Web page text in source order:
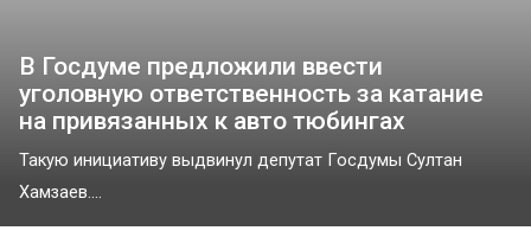
В Госдуме предложили ввести
уголовную ответственность за катание
на привязанных к авто тюбингах
Такую инициативу выдвинул депутат Госдумы Султан
Хамзаев....